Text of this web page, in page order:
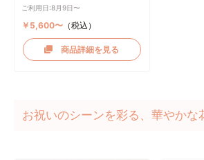
ご利用日:8月9日〜
￥5,600〜（税込）
商品詳細を見る
お祝いのシーンを彩る、華やかな